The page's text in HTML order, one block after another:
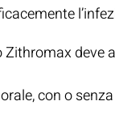
Zithromax
con o